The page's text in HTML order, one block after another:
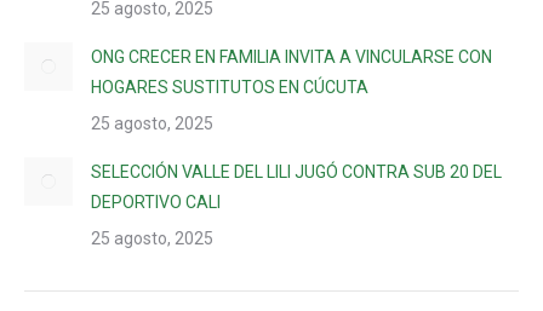
25 agosto, 2025
ONG CRECER EN FAMILIA INVITA A VINCULARSE CON
HOGARES SUSTITUTOS EN CÚCUTA
25 agosto, 2025
SELECCIÓN VALLE DEL LILI JUGÓ CONTRA SUB 20 DEL
DEPORTIVO CALI
25 agosto, 2025